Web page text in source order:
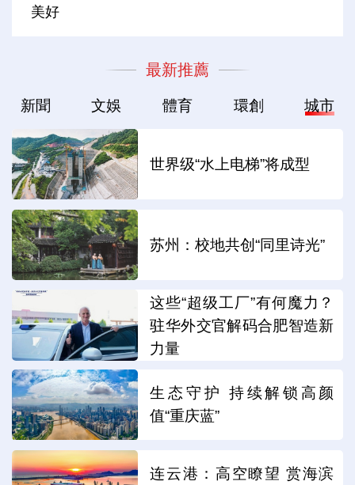
美好
最新推薦
新聞 文娛 體育 環創 城市
世界级“水上电梯”将成型
苏州：校地共创“同里诗光”
这些“超级工厂”有何魔力？
驻华外交官解码合肥智造新
力量
生态守护 持续解锁高颜
值“重庆蓝”
连云港：高空瞭望 赏海滨